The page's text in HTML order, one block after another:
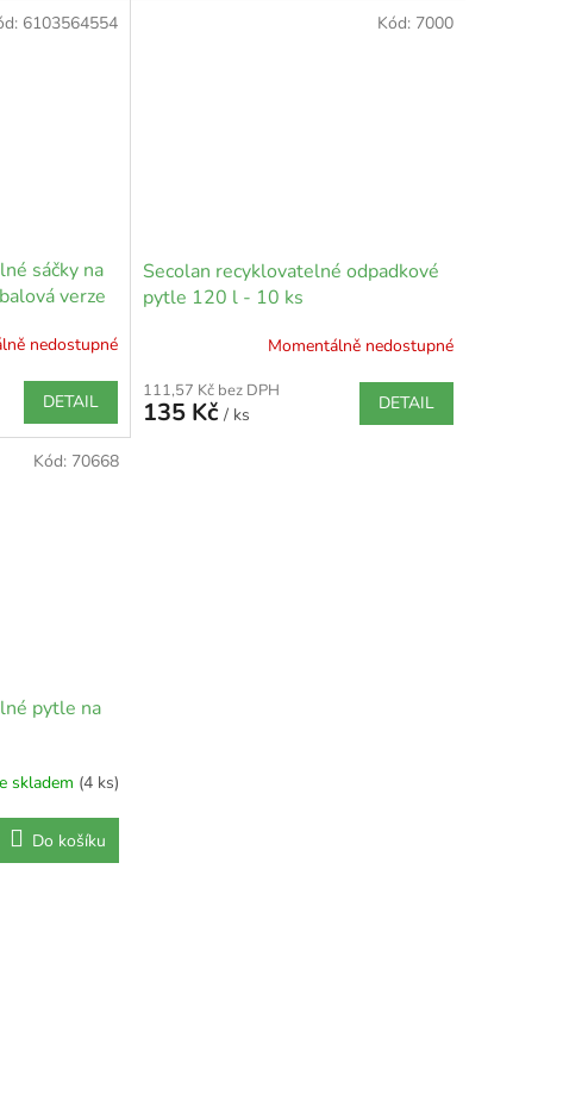
sáčky na
verze
nedostupné
DETAIL
6103564554
Secolan recyklovatelné odpadkové
pytle 120 l - 10 ks
Momentálně nedostupné
111,57 Kč bez DPH
135 Kč / ks
DETAIL
Kód: 7000
pytle na
skladem (4 ks)
Do košíku
Kód: 70668